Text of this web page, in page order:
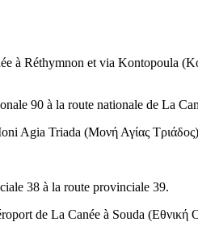
à Réthymnon et via Kontopoula (
90 à la route nationale de La
Agia Triada (Μονή Αγίας Τριάδος
38 à la route provinciale 39.
de La Canée à Souda (Εθνική